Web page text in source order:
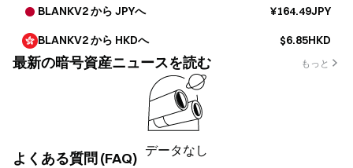
BLANKV2 から JPYへ ¥164.49JPY
BLANKV2 から HKDへ $6.85HKD
最新の暗号資産ニュースを読む もっと
データなし
よくある質問 (FAQ)